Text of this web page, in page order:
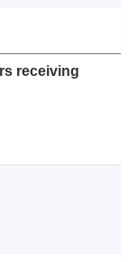
receiving